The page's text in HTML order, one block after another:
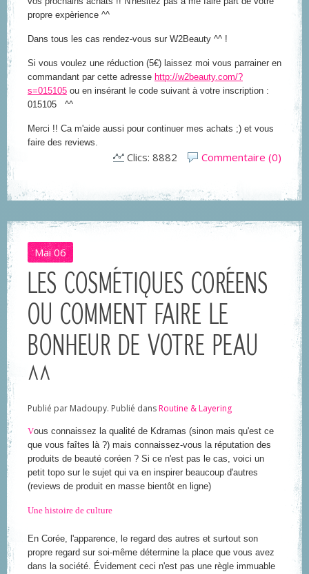
propre expèrience ^^
Dans tous les cas rendez-vous sur W2Beauty ^^ !
Si vous voulez une réduction (5€) laissez moi vous parrainer en
commandant par cette adresse http://w2beauty.com/?
s=015105 ou en insérant le code suivant à votre inscription :
015105 ^^
Merci !! Ca m'aide aussi pour continuer mes achats ;) et vous
faire des reviews.
Commentaire (0)
Clics: 8882
Mai 06
LES COSMÉTIQUES CORÉENS
OU COMMENT FAIRE LE
BONHEUR DE VOTRE PEAU
^^
Publié par Madoupy. Publié dansRoutine & Layering
Vous connaissez la qualité de Kdramas (sinon mais qu'est ce
que vous faîtes là ?) mais connaissez-vous la réputation des
produits de beauté coréen ? Si ce n'est pas le cas, voici un
petit topo sur le sujet qui va en inspirer beaucoup d'autres
(reviews de produit en masse bientôt en ligne)
Une histoire de culture
En Corée, l'apparence, le regard des autres et surtout son
propre regard sur soi-même détermine la place que vous avez
dans la société. Évidement ceci n'est pas une règle immuable